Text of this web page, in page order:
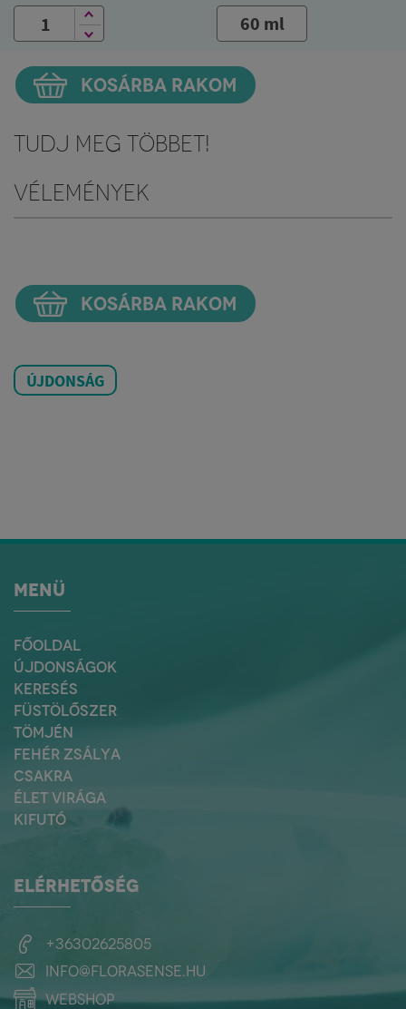
60 ml
KOSÁRBA RAKOM
Tudj meg többet!
Vélemények
KOSÁRBA RAKOM
ÚJDONSÁG
MENÜ
FŐOLDAL
ÚJDONSÁGOK
KERESÉS
FÜSTÖLŐSZER
TÖMJÉN
FEHÉR ZSÁLYA
CSAKRA
ÉLET VIRÁGA
KIFUTÓ
ELÉRHETŐSÉG
+36302625805
info@florasense.hu
webshop